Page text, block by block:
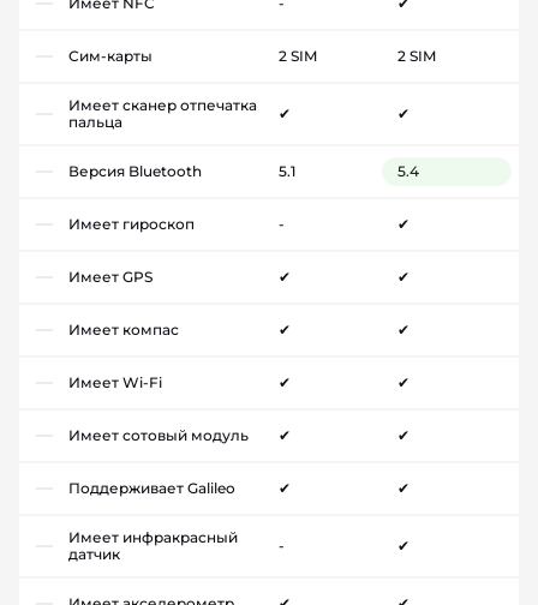
Сим-карты 2 SIM 2 SIM
Имеет сканер отпечатка
пальца
✔ ✔
Версия Bluetooth 5.1 5.4
Имеет гироскоп - ✔
Имеет GPS ✔ ✔
Имеет компас ✔ ✔
Имеет Wi-Fi ✔ ✔
Имеет сотовый модуль ✔ ✔
Поддерживает Galileo ✔ ✔
Имеет инфракрасный
датчик
- ✔